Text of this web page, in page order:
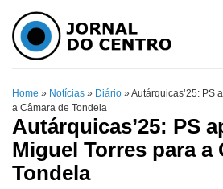
Home » Notícias » Diário »Autárquicas’25: PS
a Câmara de Tondela
Autárquicas’25: PS
Miguel Torres para a
Tondela